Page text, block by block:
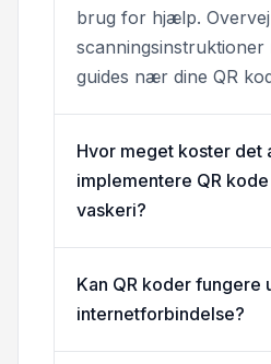
brug for hjælp.
scanningsinstruktioner
guides nær dine QR
Hvor meget koster det
implementere QR
vaskeri?
Kan QR koder fungere
internetforbindelse?